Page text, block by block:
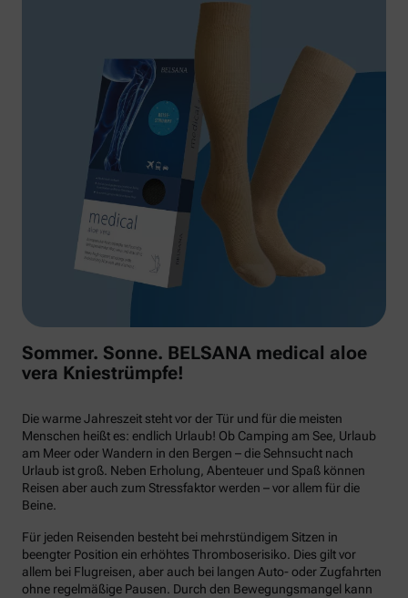
Sommer. Sonne. BELSANA medical aloe
vera Kniestrümpfe!
Die warme Jahreszeit steht vor der Tür und für die meisten
Menschen heißt es: endlich Urlaub! Ob Camping am See, Urlaub
am Meer oder Wandern in den Bergen – die Sehnsucht nach
Urlaub ist groß. Neben Erholung, Abenteuer und Spaß können
Reisen aber auch zum Stressfaktor werden – vor allem für die
Beine.
Für jeden Reisenden besteht bei mehrstündigem Sitzen in
beengter Position ein erhöhtes Thromboserisiko. Dies gilt vor
allem bei Flugreisen, aber auch bei langen Auto- oder Zugfahrten
ohne regelmäßige Pausen. Durch den Bewegungsmangel kann